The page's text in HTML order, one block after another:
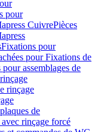
pour
CuivrePièces
Fixations pour
pour Fixations de
pour assemblages de
rinçage
de
rinçage forcé